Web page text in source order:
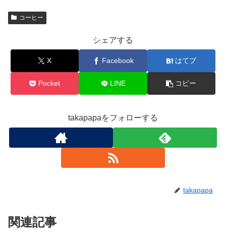
コーヒー
シェアする
X Facebook はてブ
Pocket LINE コピー
takapapaをフォローする
takapapa
関連記事